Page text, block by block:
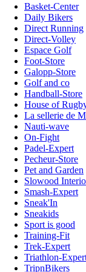
Basket-Center
Daily Bikers
Direct Running
Direct-Volley
Espace Golf
Foot-Store
Galopp-Store
Golf and co
Handball-Store
House of
La sellerie de
Nauti-wave
On-Fight
Padel-Expert
Pecheur-Store
Pet and Garden
Slowood
Smash-Expert
Sneak'In
Sneakids
Sport is good
Training-Fit
Trek-Expert
Triathlon-
TripnBikers